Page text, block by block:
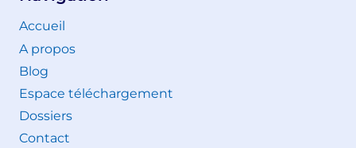
Accueil
A propos
Blog
Espace téléchargement
Dossiers
Contact